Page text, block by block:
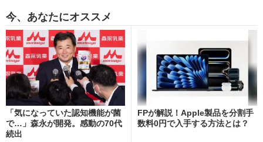
今、あなたにオススメ
「気になっていた認知機能が菌
で…」森永が開発。感動の70代
続出
FPが解説！Apple製品を分割手
数料0円で入手する方法とは？